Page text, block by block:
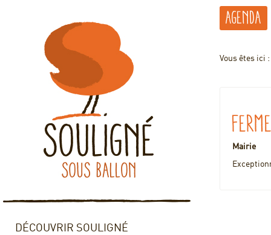
DÉCOUVRIR SOULIGNÉ
Agenda
Vous êtes ici :
Mairie